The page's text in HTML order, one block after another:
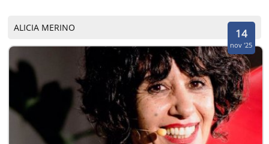
ALICIA MERINO 14
nov '25